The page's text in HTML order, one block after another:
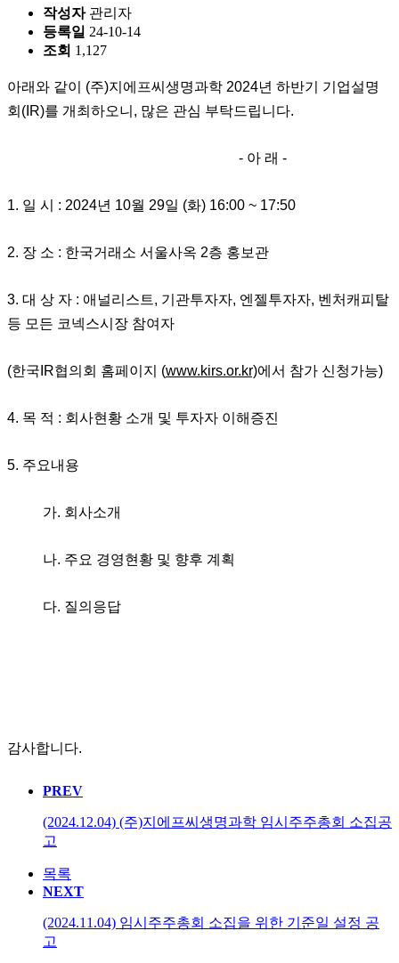
작성자 관리자
등록일 24-10-14
조회 1,127
아래와 같이 (주)지에프씨생명과학 2024년 하반기 기업설명
회(IR)를 개최하오니, 많은 관심 부탁드립니다.
- 아 래 -
1. 일 시 : 2024년 10월 29일 (화) 16:00 ~ 17:50
2. 장 소 : 한국거래소 서울사옥 2층 홍보관
3. 대 상 자 : 애널리스트, 기관투자자, 엔젤투자자, 벤처캐피탈
등 모든 코넥스시장 참여자
(한국IR협의회 홈페이지 (www.kirs.or.kr)에서 참가 신청가능)
4. 목 적 : 회사현황 소개 및 투자자 이해증진
5. 주요내용
가. 회사소개
나. 주요 경영현황 및 향후 계획
다. 질의응답
감사합니다.
PREV
(2024.12.04) (주)지에프씨생명과학 임시주주총회 소집공
고
목록
NEXT
(2024.11.04) 임시주주총회 소집을 위한 기준일 설정 공
고